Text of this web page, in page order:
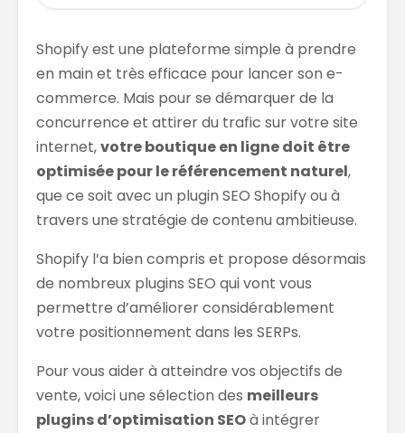
Shopify est une plateforme simple à prendre
en main et très efficace pour lancer son e-
commerce. Mais pour se démarquer de la
concurrence et attirer du trafic sur votre site
internet,votre boutique en ligne doit être
optimisée pour le référencement naturel,
que ce soit avec un plugin SEO Shopify ou à
travers une stratégie de contenu ambitieuse.
Shopify l’a bien compris et propose désormais
de nombreux plugins SEO qui vont vous
permettre d’améliorer considérablement
votre positionnement dans les SERPs.
Pour vous aider à atteindre vos objectifs de
vente, voici une sélection des meilleurs
plugins d’optimisation SEOà intégrer